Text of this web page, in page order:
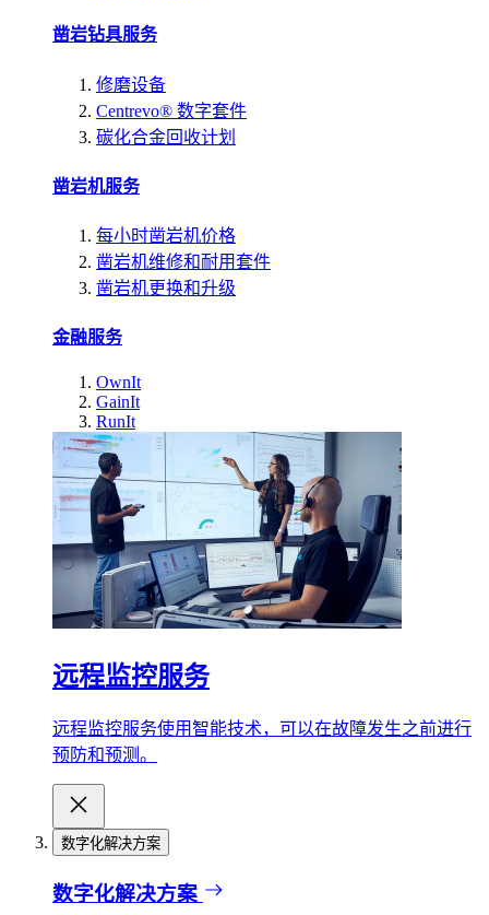
凿岩钻具服务
修磨设备
Centrevo® 数字套件
碳化合金回收计划
凿岩机服务
每小时凿岩机价格
凿岩机维修和耐用套件
凿岩机更换和升级
金融服务
OwnIt
GainIt
RunIt
远程监控服务
远程监控服务使用智能技术，可以在故障发生之前进行
预防和预测。
数字化解决方案
数字化解决方案